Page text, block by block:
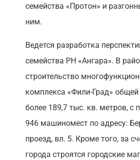
семейства «Протон» и
ним.
Ведется разработка
семейства РН «Ангара». В
строительство
комплекса «Фили-Град»
более 189,7 тыс. кв. метров, с
946 машиномест по адресу:
проезд, вл. 5. Кроме того, за
города строятся городские